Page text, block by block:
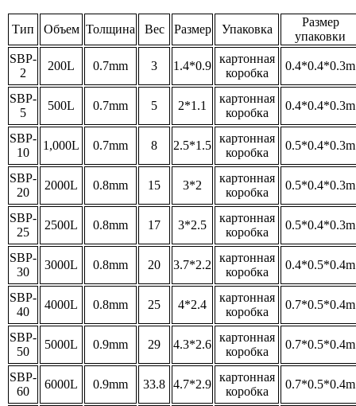
Тип Объем Толщина Вес Размер Упаковка
Размер
упаковки
SBP-
2
200L 0.7mm 3 1.4*0.9
картонная
коробка
0.4*0.4*0.3m
SBP-
5
500L 0.7mm 5 2*1.1
картонная
коробка
0.4*0.4*0.3m
SBP-
10
1,000L 0.7mm 8 2.5*1.5
картонная
коробка
0.5*0.4*0.3m
SBP-
20
2000L 0.8mm 15 3*2
картонная
коробка
0.5*0.4*0.3m
SBP-
25
2500L 0.8mm 17 3*2.5
картонная
коробка
0.5*0.4*0.3m
SBP-
30
3000L 0.8mm 20 3.7*2.2
картонная
коробка
0.4*0.5*0.4m
SBP-
40
4000L 0.8mm 25 4*2.4
картонная
коробка
0.7*0.5*0.4m
SBP-
50
5000L 0.9mm 29 4.3*2.6
картонная
коробка
0.7*0.5*0.4m
SBP-
60
6000L 0.9mm 33.8 4.7*2.9
картонная
коробка
0.7*0.5*0.4m